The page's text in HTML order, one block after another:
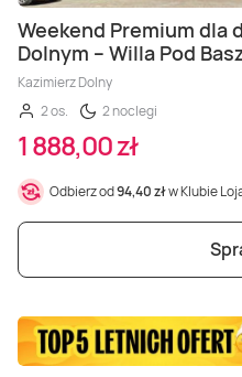
Weekend Premium dla
Dolnym – Willa Pod
Kazimierz Dolny
2 os.
2 noclegi
1 888,00 zł
Odbierz od94,40 złw Klubie